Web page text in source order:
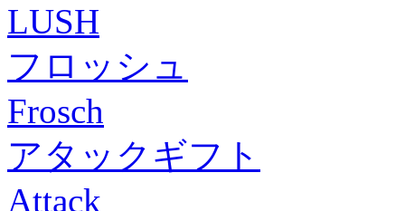
LUSH
フロッシュ
Frosch
アタックギフト
Attack